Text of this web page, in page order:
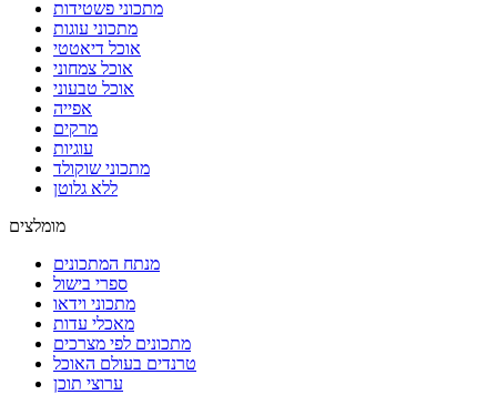
מתכוני פשטידות
מתכוני עוגות
אוכל דיאטטי
אוכל צמחוני
אוכל טבעוני
אפייה
מרקים
עוגיות
מתכוני שוקולד
ללא גלוטן
מומלצים
מנתח המתכונים
ספרי בישול
מתכוני וידאו
מאכלי עדות
מתכונים לפי מצרכים
טרנדים בעולם האוכל
ערוצי תוכן